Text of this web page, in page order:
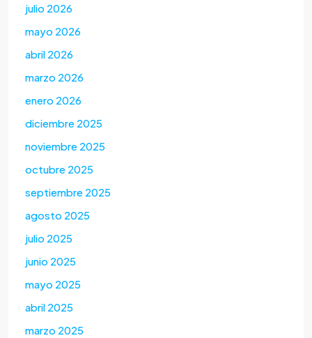
julio 2026
mayo 2026
abril 2026
marzo 2026
enero 2026
diciembre 2025
noviembre 2025
octubre 2025
septiembre 2025
agosto 2025
julio 2025
junio 2025
mayo 2025
abril 2025
marzo 2025